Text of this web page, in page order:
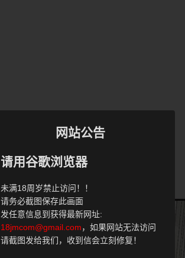
网站公告
请用谷歌浏览器
未满18周岁禁止访问！！
请务必截图保存此画面
发任意信息到获得最新网址:
18jmcom@gmail.com，如果网站无法访问
请截图发给我们，收到信会立刻修复！